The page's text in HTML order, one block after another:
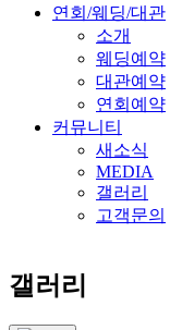
연회/웨딩/대관
소개
웨딩예약
대관예약
연회예약
커뮤니티
새소식
MEDIA
갤러리
고객문의
갤러리